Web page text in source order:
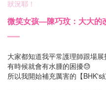
微笑女孩—陳巧玟：大大的
大家都知道我平常護理師跟場
有時候就會有水腫的困擾😓
所以我開始補充厲害的【BHK's